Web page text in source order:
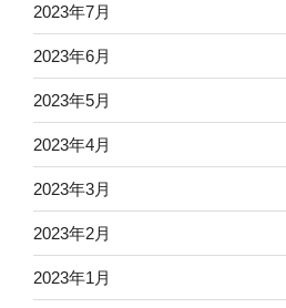
2023年7月
2023年6月
2023年5月
2023年4月
2023年3月
2023年2月
2023年1月